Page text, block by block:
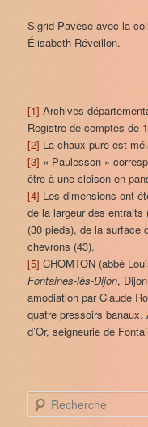
Sigrid Pavèse avec la
Élisabeth Réveillon.
[1] Archives
Registre de comptes de
[2] La chaux pure est
[3] « Paulesson »
être à une cloison en
[4] Les dimensions ont
de la largeur des
(30 pieds), de la surface
chevrons (43).
[5] CHOMTON (abbé
Fontaines-lès-Dijon,
amodiation par Claude
quatre pressoirs
d’Or, seigneurie de
e